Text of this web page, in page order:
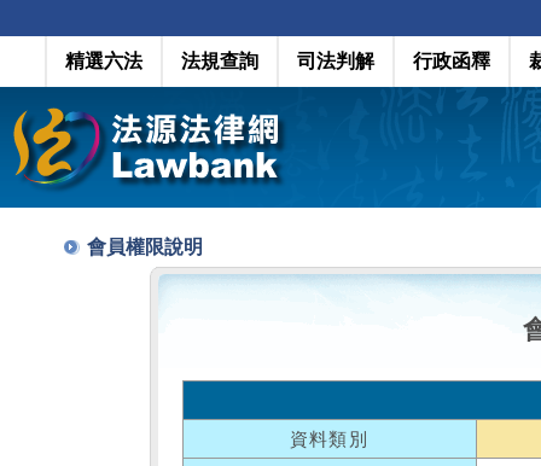
精選六法 法規查詢 司法判解 行政函釋
會員權限說明
資料類別